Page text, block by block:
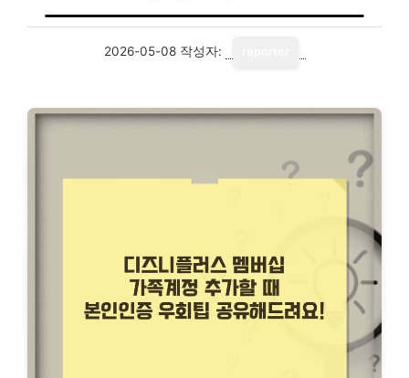
2026-05-08 작성자: